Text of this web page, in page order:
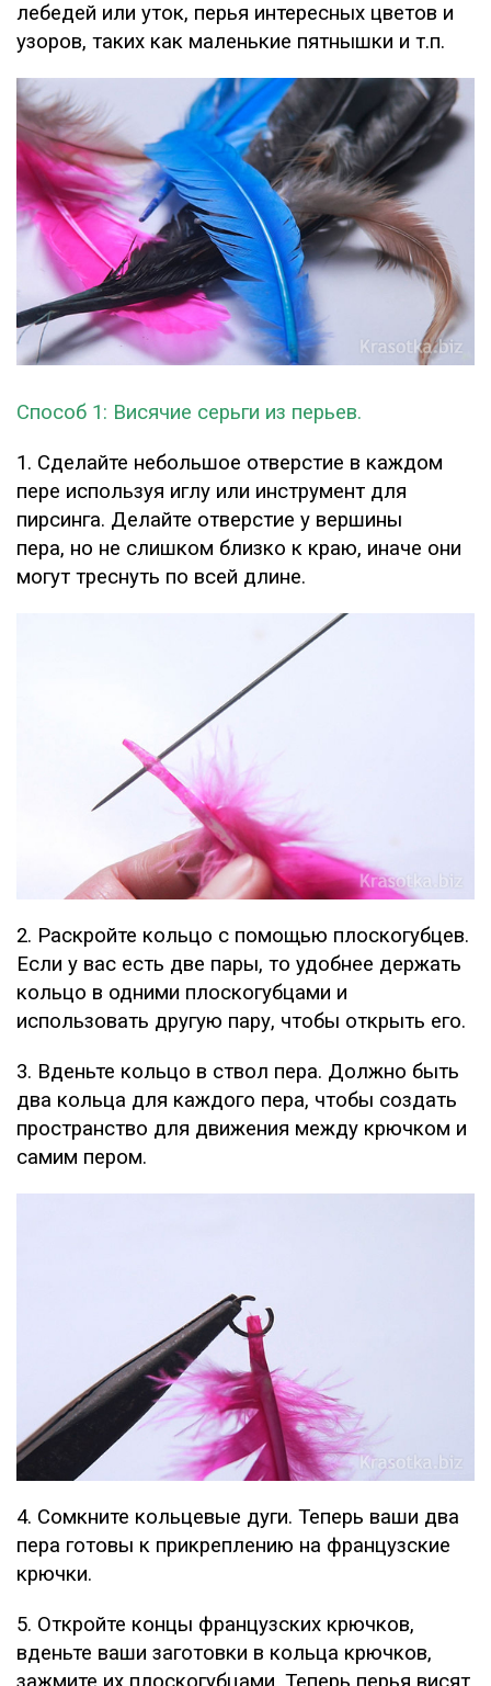
лебедей или уток, перья интересных цветов и
узоров, таких как маленькие пятнышки и т.п.
Способ 1: Висячие серьги из перьев.
1. Сделайте небольшое отверстие в каждом
пере используя иглу или инструмент для
пирсинга. Делайте отверстие у вершины
пера, но не слишком близко к краю, иначе они
могут треснуть по всей длине.
2. Раскройте кольцо с помощью плоскогубцев.
Если у вас есть две пары, то удобнее держать
кольцо в одними плоскогубцами и
использовать другую пару, чтобы открыть его.
3. Вденьте кольцо в ствол пера. Должно быть
два кольца для каждого пера, чтобы создать
пространство для движения между крючком и
самим пером.
4. Сомкните кольцевые дуги. Теперь ваши два
пера готовы к прикреплению на французские
крючки.
5. Откройте концы французских крючков,
вденьте ваши заготовки в кольца крючков,